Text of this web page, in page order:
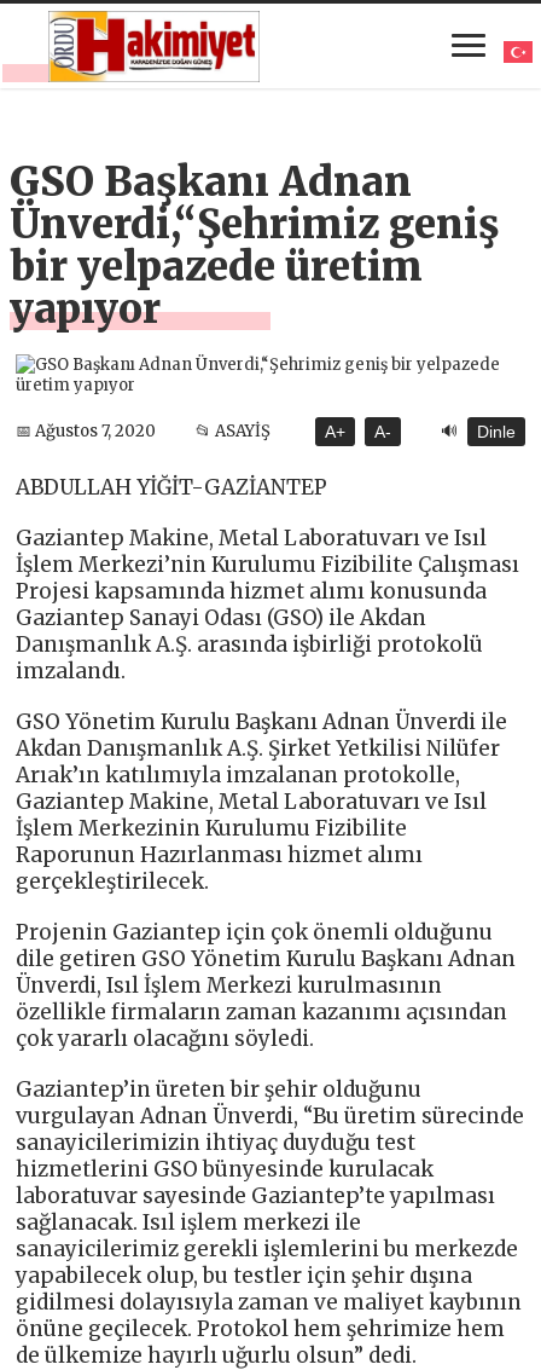
GSO Başkanı Adnan
Ünverdi,“Şehrimiz geniş
bir yelpazede üretim
yapıyor
📅 Ağustos 7, 2020 📂 ASAYİŞ A+ A- 🔊 Dinle
ABDULLAH YİĞİT-GAZİANTEP
Gaziantep Makine, Metal Laboratuvarı ve Isıl
İşlem Merkezi’nin Kurulumu Fizibilite Çalışması
Projesi kapsamında hizmet alımı konusunda
Gaziantep Sanayi Odası (GSO) ile Akdan
Danışmanlık A.Ş. arasında işbirliği protokolü
imzalandı.
GSO Yönetim Kurulu Başkanı Adnan Ünverdi ile
Akdan Danışmanlık A.Ş. Şirket Yetkilisi Nilüfer
Arıak’ın katılımıyla imzalanan protokolle,
Gaziantep Makine, Metal Laboratuvarı ve Isıl
İşlem Merkezinin Kurulumu Fizibilite
Raporunun Hazırlanması hizmet alımı
gerçekleştirilecek.
Projenin Gaziantep için çok önemli olduğunu
dile getiren GSO Yönetim Kurulu Başkanı Adnan
Ünverdi, Isıl İşlem Merkezi kurulmasının
özellikle firmaların zaman kazanımı açısından
çok yararlı olacağını söyledi.
Gaziantep’in üreten bir şehir olduğunu
vurgulayan Adnan Ünverdi, “Bu üretim sürecinde
sanayicilerimizin ihtiyaç duyduğu test
hizmetlerini GSO bünyesinde kurulacak
laboratuvar sayesinde Gaziantep’te yapılması
sağlanacak. Isıl işlem merkezi ile
sanayicilerimiz gerekli işlemlerini bu merkezde
yapabilecek olup, bu testler için şehir dışına
gidilmesi dolayısıyla zaman ve maliyet kaybının
önüne geçilecek. Protokol hem şehrimize hem
de ülkemize hayırlı uğurlu olsun” dedi.